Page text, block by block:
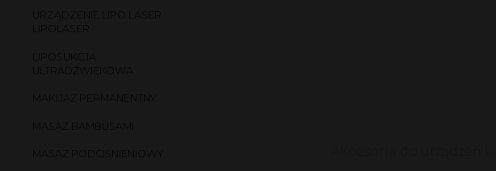
URZĄDZENIE LIPO LASER
LIPOLASER
LIPOSUKCJA
ULTRADŹWIĘKOWA
MAKIJAŻ PERMANENTNY
MASAŻ PODCIŚNIENIOWY